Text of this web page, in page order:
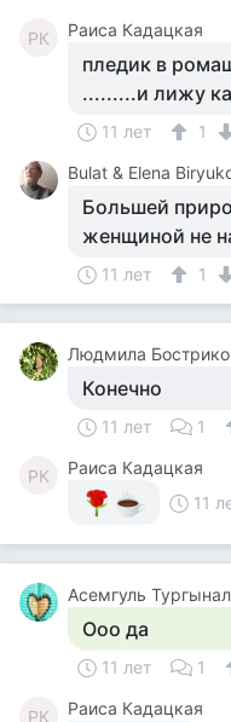
РК Раиса Кадацкая
пледик в
.........и лижу
11 лет
1
Bulat & Elena
Большей
женщиной не
11 лет 1
Людмила
Конечно
11 лет 1
РК
Раиса Кадацкая
11
Асемгуль
Ооо да
11 лет 1
РК Раиса Кадацкая